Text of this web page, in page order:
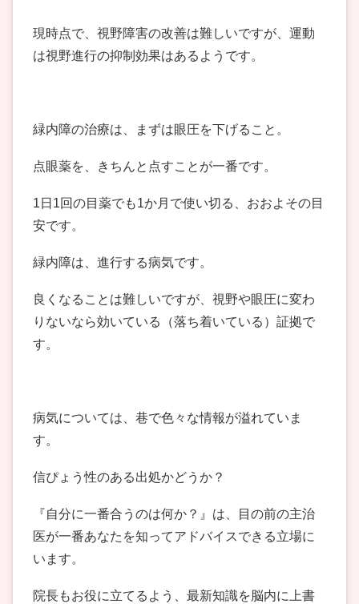
現時点で、視野障害の改善は難しいですが、運動
は視野進行の抑制効果はあるようです。
緑内障の治療は、まずは眼圧を下げること。
点眼薬を、きちんと点すことが一番です。
1日1回の目薬でも1か月で使い切る、おおよその目
安です。
緑内障は、進行する病気です。
良くなることは難しいですが、視野や眼圧に変わ
りないなら効いている（落ち着いている）証拠で
す。
病気については、巷で色々な情報が溢れていま
す。
信ぴょう性のある出処かどうか？
『自分に一番合うのは何か？』は、目の前の主治
医が一番あなたを知ってアドバイスできる立場に
います。
院長もお役に立てるよう、最新知識を脳内に上書